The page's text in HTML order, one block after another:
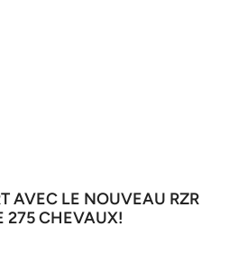
AVEC LE NOUVEAU RZR
275 CHEVAUX!